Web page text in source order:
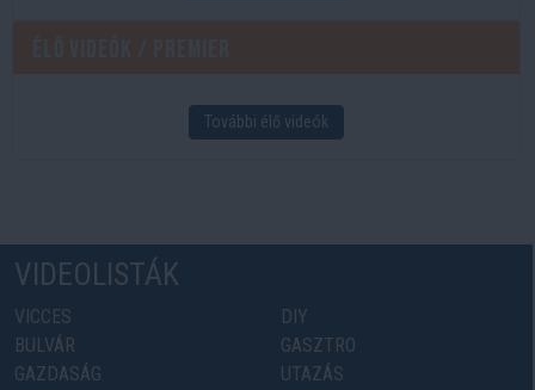
További élő videók
VIDEOLISTÁK
VICCES
BULVÁR
GAZDASÁG
DIY
GASZTRO
UTAZÁS